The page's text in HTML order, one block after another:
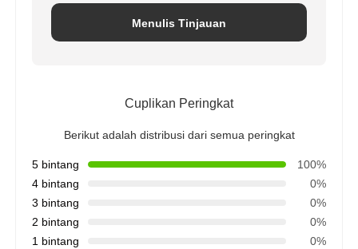
Menulis Tinjauan
Cuplikan Peringkat
Berikut adalah distribusi dari semua peringkat
5 bintang
100%
4 bintang
0%
3 bintang
0%
2 bintang
0%
1 bintang
0%